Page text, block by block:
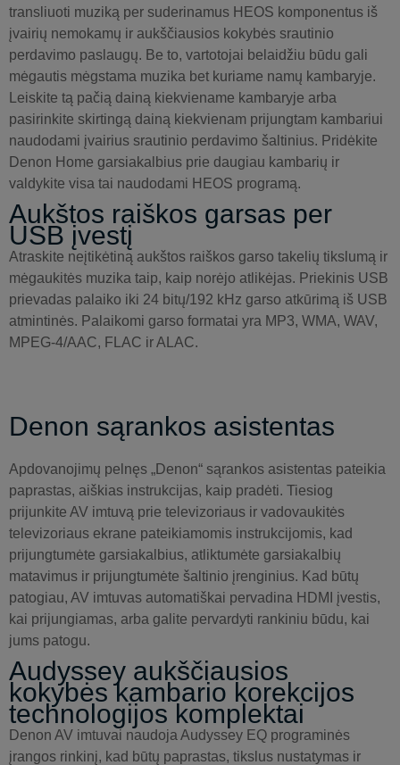
transliuoti muziką per suderinamus HEOS komponentus iš
įvairių nemokamų ir aukščiausios kokybės srautinio
perdavimo paslaugų. Be to, vartotojai belaidžiu būdu gali
mėgautis mėgstama muzika bet kuriame namų kambaryje.
Leiskite tą pačią dainą kiekviename kambaryje arba
pasirinkite skirtingą dainą kiekvienam prijungtam kambariui
naudodami įvairius srautinio perdavimo šaltinius. Pridėkite
Denon Home garsiakalbius prie daugiau kambarių ir
valdykite visa tai naudodami HEOS programą.
Aukštos raiškos garsas per
USB įvestį
Atraskite neįtikėtiną aukštos raiškos garso takelių tikslumą ir
mėgaukitės muzika taip, kaip norėjo atlikėjas. Priekinis USB
prievadas palaiko iki 24 bitų/192 kHz garso atkūrimą iš USB
atmintinės. Palaikomi garso formatai yra MP3, WMA, WAV,
MPEG-4/AAC, FLAC ir ALAC.
Denon sąrankos asistentas
Apdovanojimų pelnęs „Denon“ sąrankos asistentas pateikia
paprastas, aiškias instrukcijas, kaip pradėti. Tiesiog
prijunkite AV imtuvą prie televizoriaus ir vadovaukitės
televizoriaus ekrane pateikiamomis instrukcijomis, kad
prijungtumėte garsiakalbius, atliktumėte garsiakalbių
matavimus ir prijungtumėte šaltinio įrenginius. Kad būtų
patogiau, AV imtuvas automatiškai pervadina HDMI įvestis,
kai prijungiamas, arba galite pervardyti rankiniu būdu, kai
jums patogu.
Audyssey aukščiausios
kokybės kambario korekcijos
technologijos komplektai
Denon AV imtuvai naudoja Audyssey EQ programinės
įrangos rinkinį, kad būtų paprastas, tikslus nustatymas ir